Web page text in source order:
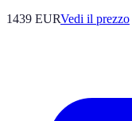
1439 EURVedi il prezzo